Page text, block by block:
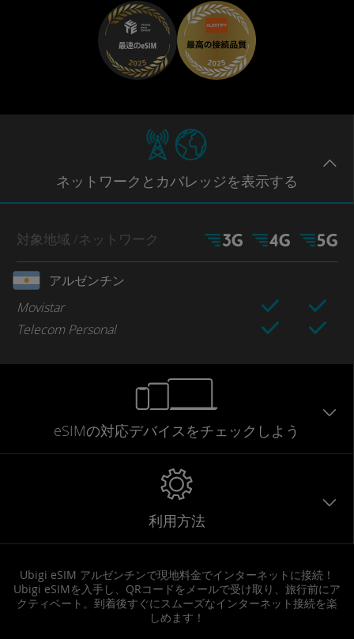
ネットワークとカバレッジを表示する
対象地域 /ネットワーク
アルゼンチン
Movistar
Telecom Personal
eSIMの対応デバイスをチェックしよう
利用方法
Ubigi eSIM アルゼンチンで現地料金でインターネットに接続！
Ubigi eSIMを入手し、QRコードをメールで受け取り、旅行前にア
クティベート。到着後すぐにスムーズなインターネット接続を楽
しめます！